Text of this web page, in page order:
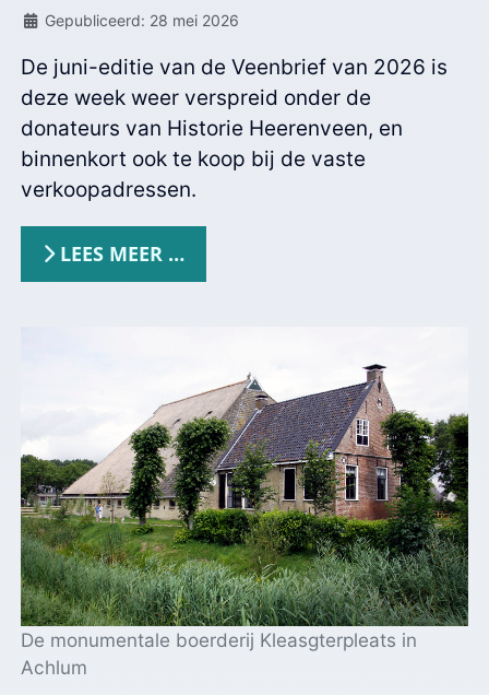
Details
Gepubliceerd: 28 mei 2026
De juni-editie van de Veenbrief van 2026 is
deze week weer verspreid onder de
donateurs van Historie Heerenveen, en
binnenkort ook te koop bij de vaste
verkoopadressen.
LEES MEER …
De monumentale boerderij Kleasgterpleats in
Achlum